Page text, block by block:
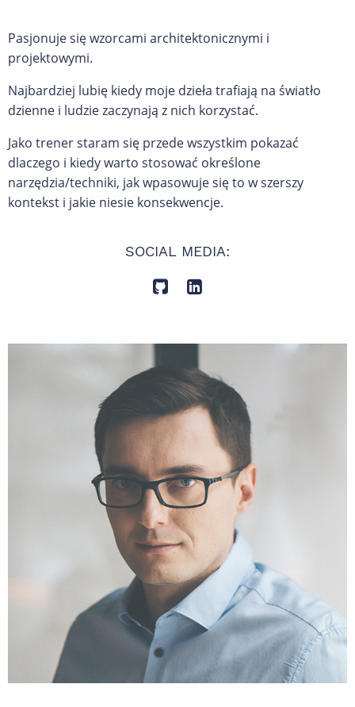
Pasjonuje się wzorcami architektonicznymi i
projektowymi.
Najbardziej lubię kiedy moje dzieła trafiają na światło
dzienne i ludzie zaczynają z nich korzystać.
Jako trener staram się przede wszystkim pokazać
dlaczego i kiedy warto stosować określone
narzędzia/techniki, jak wpasowuje się to w szerszy
kontekst i jakie niesie konsekwencje.
SOCIAL MEDIA: